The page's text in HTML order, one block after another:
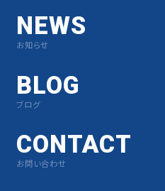
NEWS
お知らせ
BLOG
ブログ
CONTACT
お問い合わせ